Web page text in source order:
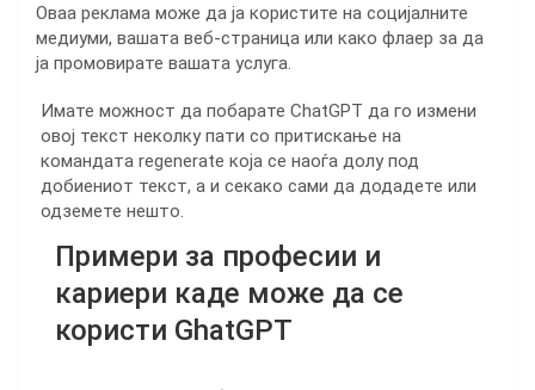
Оваа реклама може да ја користите на социјалните
медиуми, вашата веб-страница или како флаер за да
ја промовирате вашата услуга.
Имате можност да побарате ChatGPT да го измени
овој текст неколку пати со притискање на
командата regenerate која се наоѓа долу под
добиениот текст, а и секако сами да додадете или
одземете нешто.
Примери за професии и
кариери каде може да се
користи GhatGPT